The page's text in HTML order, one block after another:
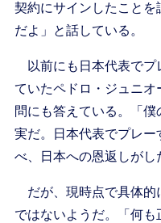
契約にサインしたこと
だよ」と話している。
以前にも日本代表でプ
ていたペドロ・ジュニ
問にも答えている。「
実だ。日本代表でプレ
べ、日本への恩返しがし
だが、現時点で具体的
ではないようだ。「何